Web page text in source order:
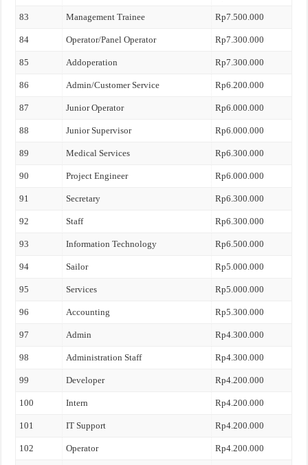
83 Management Trainee Rp7.500.000
84 Operator/Panel Operator Rp7.300.000
85 Addoperation Rp7.300.000
86 Admin/Customer Service Rp6.200.000
87 Junior Operator Rp6.000.000
88 Junior Supervisor Rp6.000.000
89 Medical Services Rp6.300.000
90 Project Engineer Rp6.000.000
91 Secretary Rp6.300.000
92 Staff Rp6.300.000
93 Information Technology Rp6.500.000
94 Sailor Rp5.000.000
95 Services Rp5.000.000
96 Accounting Rp5.300.000
97 Admin Rp4.300.000
98 Administration Staff Rp4.300.000
99 Developer Rp4.200.000
100 Intern Rp4.200.000
101 IT Support Rp4.200.000
102 Operator Rp4.200.000